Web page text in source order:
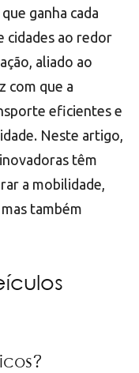
ganha cada
cidades ao redor
aliado ao
com que a
eficientes e
Neste artigo,
têm
a mobilidade,
também